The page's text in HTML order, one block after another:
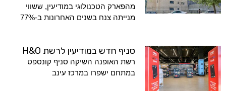
מהפארק הטכנולוגי במודיעין, ששווי
מנייתה צנח בשנים האחרונות ב-77%
סניף חדש במודיעין לרשת H&O
רשת האופנה השיקה סניף קונספט
במתחם ישפרו במרכז עינב